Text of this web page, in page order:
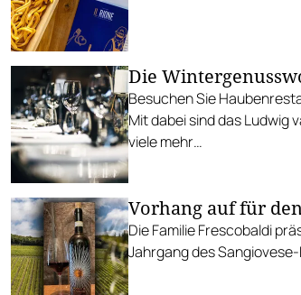
Die
Besuchen Sie
Mit dabei sind das Ludwig
viele mehr…
Vorhang auf für
Die Familie Frescobaldi
Jahrgang des